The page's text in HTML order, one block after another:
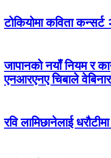
टोकियोमा कविता
जापानको नयाँ नियम र
एनआरएनए चिबाले
रवि लामिछानेलाई